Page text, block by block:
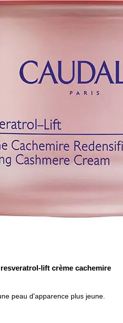
lift crème cachemire
peau d'apparence plus jeune.